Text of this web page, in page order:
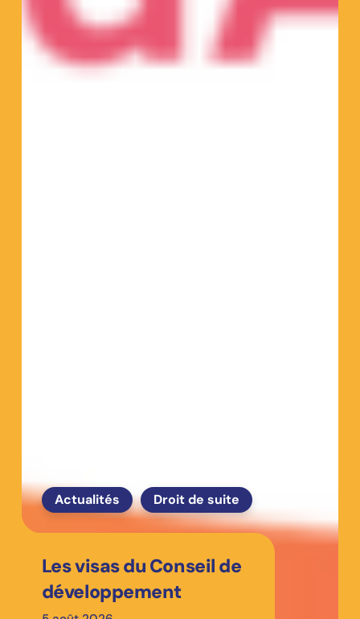
Actualités Droit de suite
Les visas du Conseil de
développement